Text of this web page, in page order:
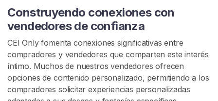
Construyendo conexiones con
vendedores de confianza
CEI Only fomenta conexiones significativas entre
compradores y vendedores que comparten este interés
íntimo. Muchos de nuestros vendedores ofrecen
opciones de contenido personalizado, permitiendo a los
compradores solicitar experiencias personalizadas
p
o
r
t
e